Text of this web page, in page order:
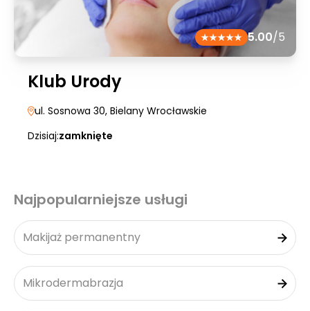
5.00/5
Klub Urody
ul. Sosnowa 30, Bielany Wrocławskie
Dzisiaj:zamknięte
Najpopularniejsze usługi
Makijaż permanentny
Mikrodermabrazja